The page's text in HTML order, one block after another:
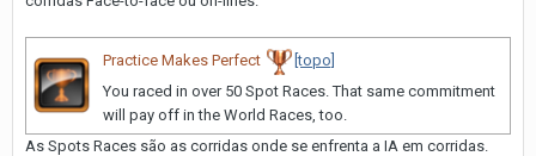
Practice Makes Perfect
[topo]
You raced in over 50 Spot Races. That same commitment
will pay off in the World Races, too.
As Spots Races são as corridas onde se enfrenta a IA em corridas.